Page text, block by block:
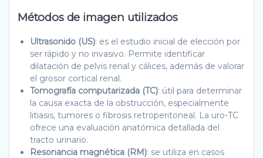
Métodos de imagen utilizados
Ultrasonido (US): es el estudio inicial de elección por
ser rápido y no invasivo. Permite identificar
dilatación de pelvis renal y cálices, además de valorar
el grosor cortical renal.
Tomografía computarizada (TC): útil para determinar
la causa exacta de la obstrucción, especialmente
litiasis, tumores o fibrosis retroperitoneal. La uro-TC
ofrece una evaluación anatómica detallada del
tracto urinario.
Resonancia magnética (RM): se utiliza en casos